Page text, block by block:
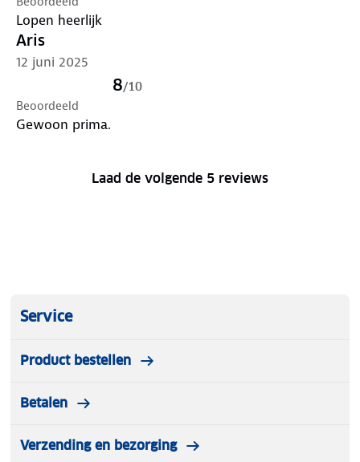
Lopen heerlijk
Aris
12 juni 2025
8/10
Beoordeeld
Gewoon prima.
Laad de volgende 5 reviews
Service
Product bestellen
Betalen
Verzending en bezorging